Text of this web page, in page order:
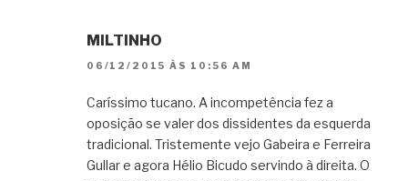
MILTINHO
06/12/2015 ÀS 10:56 AM
Caríssimo tucano. A incompetência fez a
oposição se valer dos dissidentes da esquerda
tradicional. Tristemente vejo Gabeira e Ferreira
Gullar e agora Hélio Bicudo servindo à direita. O